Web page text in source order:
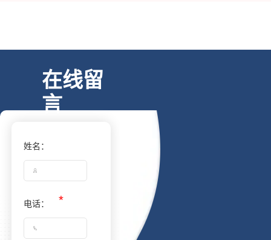
在线留
言
姓名：
电话：